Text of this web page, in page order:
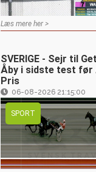
Læs mere her >
SVERIGE - Sejr til
Åby i sidste test før
Pris
06-08-2026 21:15:00
SPORT